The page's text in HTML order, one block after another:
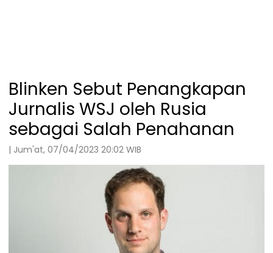
Blinken Sebut Penangkapan
Jurnalis WSJ oleh Rusia
sebagai Salah Penahanan
| Jum'at, 07/04/2023 20:02 WIB